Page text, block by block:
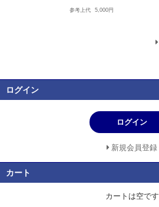
参考上代 5,000円
ログイン
ログイン
新規会員登録
カート
カートは空です